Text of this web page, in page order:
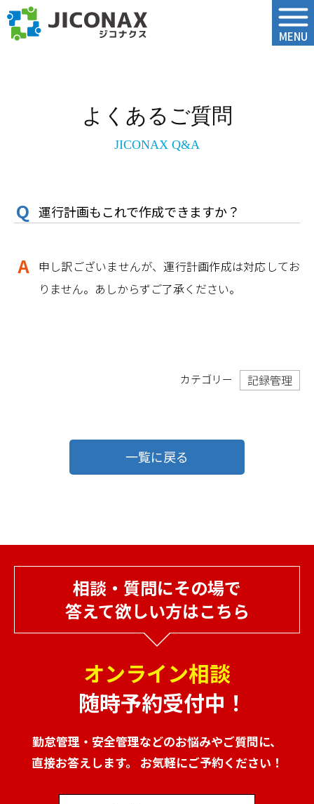
MENU
よくあるご質問
JICONAX Q&A
運行計画もこれで作成できますか？
申し訳ございませんが、運行計画作成は対応してお
りません。あしからずご了承ください。
カテゴリー 記録管理
一覧に戻る
相談・質問にその場で
答えて欲しい方はこちら
オンライン相談
随時予約受付中！
勤怠管理・安全管理などのお悩みやご質問に、
直接お答えします。 お気軽にご予約ください！